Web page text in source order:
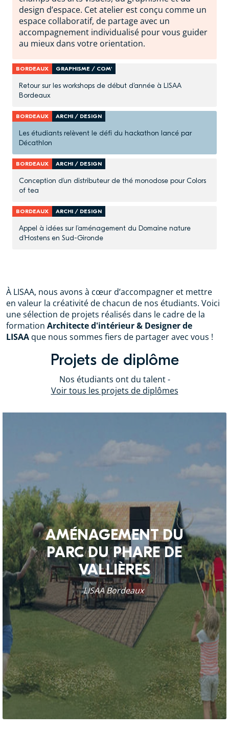
design d’espace. Cet atelier est conçu comme un
espace collaboratif, de partage avec un
accompagnement individualisé pour vous guider
au mieux dans votre orientation.
BORDEAUX GRAPHISME / COM'
Retour sur les workshops de début d'année à LISAA
Bordeaux
BORDEAUX ARCHI / DESIGN
Les étudiants relèvent le défi du hackathon lancé par
Décathlon
BORDEAUX ARCHI / DESIGN
Conception d’un distributeur de thé monodose pour Colors
of tea
BORDEAUX ARCHI / DESIGN
Appel à idées sur l’aménagement du Domaine nature
d’Hostens en Sud-Gironde
À LISAA, nous avons à cœur d’accompagner et mettre
en valeur la créativité de chacun de nos étudiants. Voici
une sélection de projets réalisés dans le cadre de la
formation Architecte d'intérieur & Designer de
LISAA que nous sommes fiers de partager avec vous !
Projets de diplôme
Nos étudiants ont du talent -
Voir tous les projets de diplômes
AMÉNAGEMENT DU
PARC DU PHARE DE
VALLIÈRES
LISAA Bordeaux